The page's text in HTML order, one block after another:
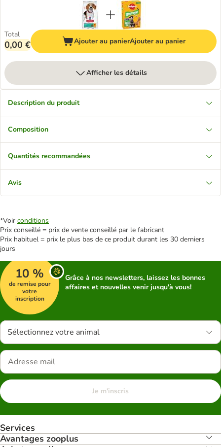
Total
0,00 € Ajouter au panierAjouter au panier
Afficher les détails
Description du produit
Composition
Quantités recommandées
Avis
*Voir conditions
Prix conseillé = prix de vente conseillé par le fabricant
Prix habituel = prix le plus bas de ce produit durant les 30 derniers
jours
10 %
de remise pour
votre
inscription
Grâce à nos newsletters, laissez les bonnes
affaires et nouvelles venir jusqu'à vous!
Sélectionnez votre animal
Je m'inscris
Services
Avantages zooplus